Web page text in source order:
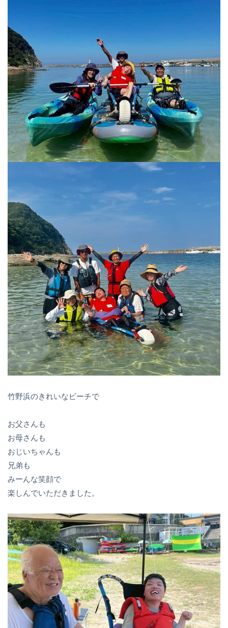
竹野浜のきれいなビーチで
お父さんも
お母さんも
おじいちゃんも
兄弟も
みーんな笑顔で
楽しんでいただきました。